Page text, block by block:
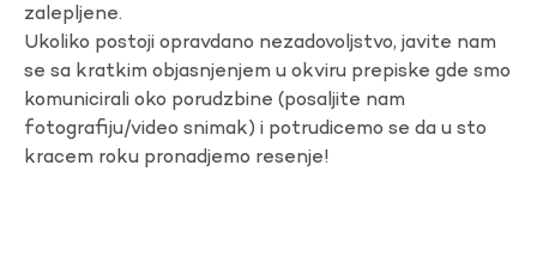
zalepljene.
Ukoliko postoji opravdano nezadovoljstvo, javite nam
se sa kratkim objasnjenjem u okviru prepiske gde smo
komunicirali oko porudzbine (posaljite nam
fotografiju/video snimak) i potrudicemo se da u sto
kracem roku pronadjemo resenje!